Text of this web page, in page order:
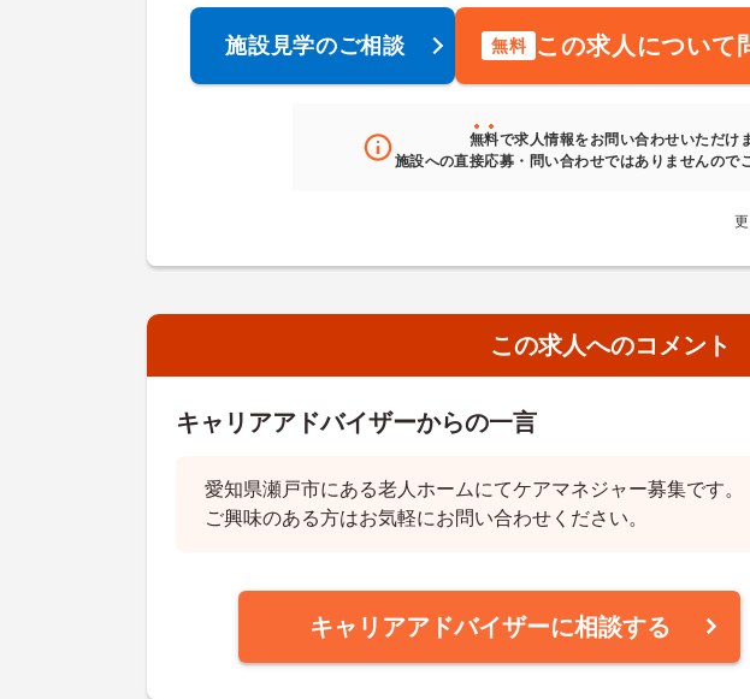
施設見学のご相談 無料 この求人について
無料で求人情報をお問い合わせいただけ
施設への直接応募・問い合わせではありませんので
この求人へのコメント
キャリアアドバイザーからの一言
愛知県瀬戸市にある老人ホームにてケアマネジャー募集です。
ご興味のある方はお気軽にお問い合わせください。
キャリアアドバイザーに相談する